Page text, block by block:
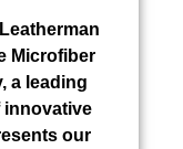
Microfiber
a leading
innovative
our